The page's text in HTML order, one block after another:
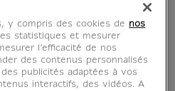
y compris des cookies de nos
statistiques et mesurer
l’efficacité de nos
des contenus personnalisés
publicités adaptées à vos
interactifs, des vidéos. A